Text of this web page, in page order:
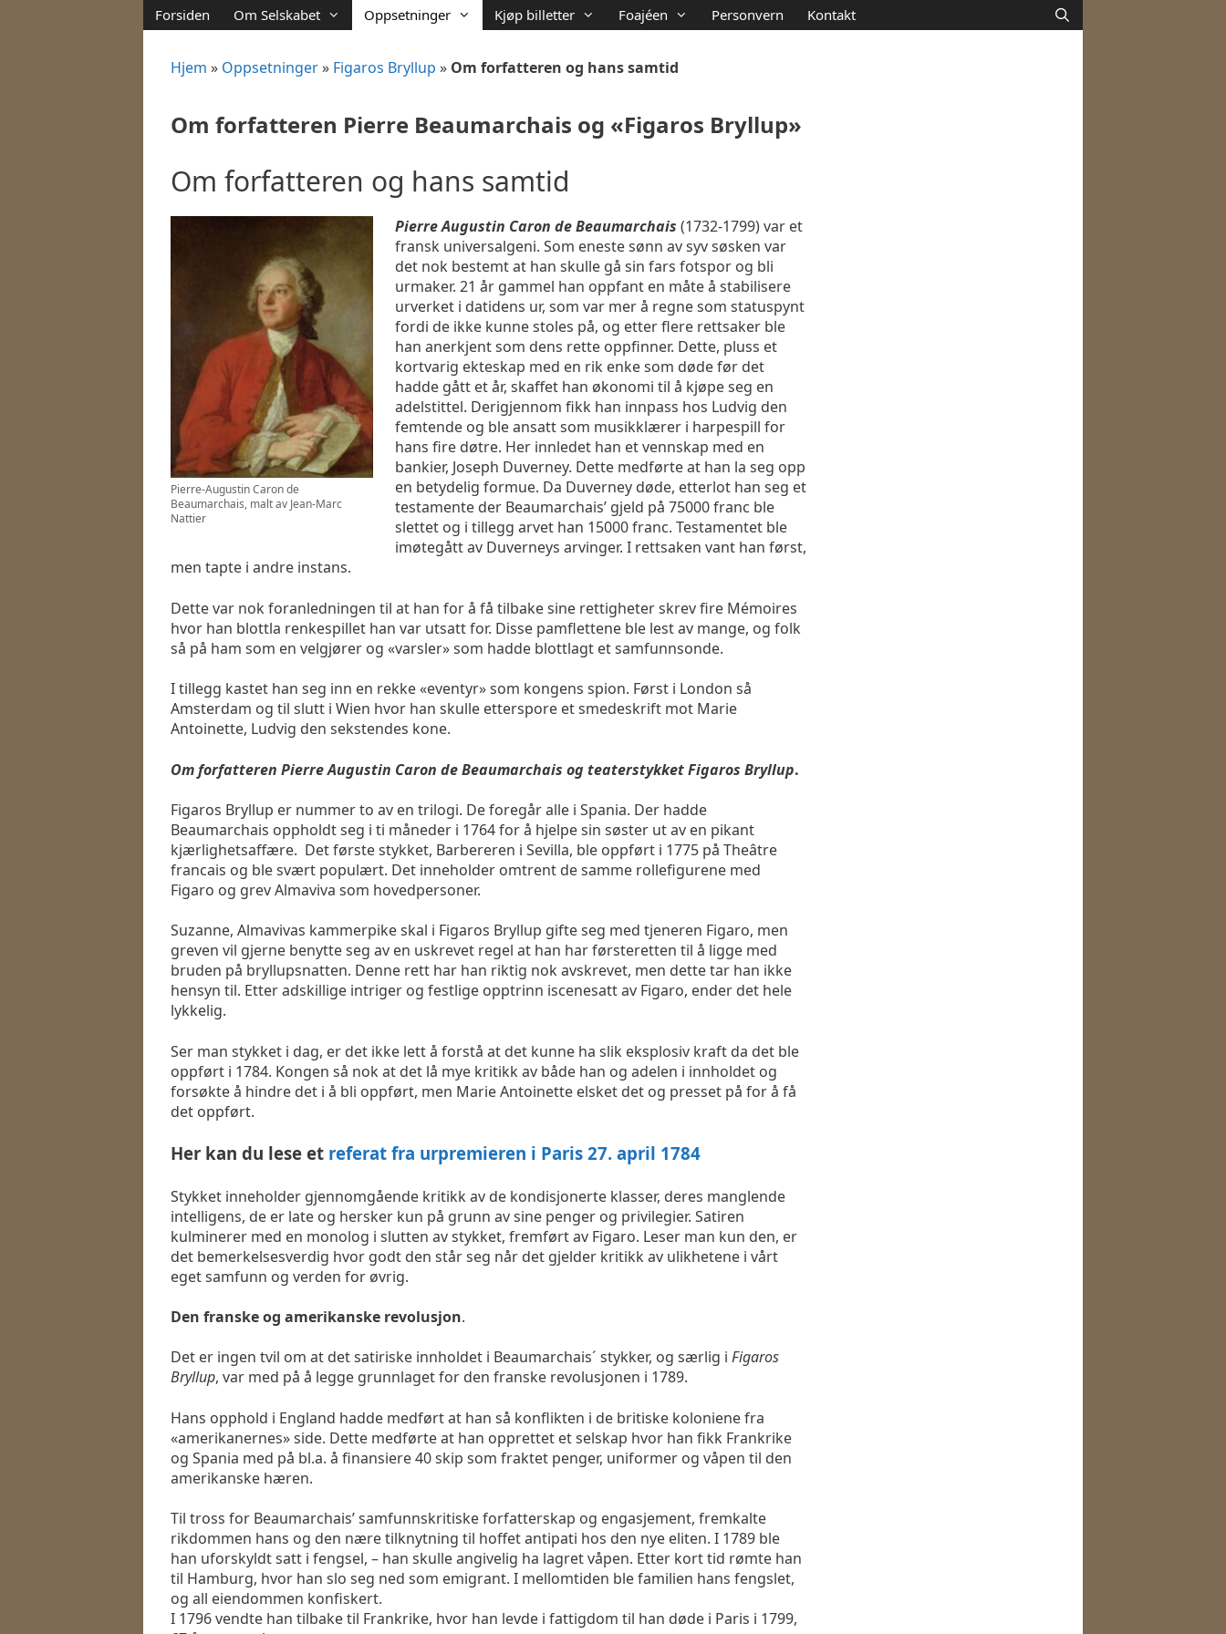
Forsiden Om Selskabet Oppsetninger Kjøp billetter Foajéen Personvern Kontakt
Hjem » Oppsetninger» Figaros Bryllup » Om forfatteren og hans samtid
Om forfatteren Pierre Beaumarchais og «Figaros Bryllup»
Om forfatteren og hans samtid
Pierre-Augustin Caron de
Beaumarchais, malt av Jean-Marc
Nattier
Pierre Augustin Caron de Beaumarchais (1732-1799) var et
fransk universalgeni. Som eneste sønn av syv søsken var
det nok bestemt at han skulle gå sin fars fotspor og bli
urmaker. 21 år gammel han oppfant en måte å stabilisere
urverket i datidens ur, som var mer å regne som statuspynt
fordi de ikke kunne stoles på, og etter flere rettsaker ble
han anerkjent som dens rette oppfinner. Dette, pluss et
kortvarig ekteskap med en rik enke som døde før det
hadde gått et år, skaffet han økonomi til å kjøpe seg en
adelstittel. Derigjennom fikk han innpass hos Ludvig den
femtende og ble ansatt som musikklærer i harpespill for
hans fire døtre. Her innledet han et vennskap med en
bankier, Joseph Duverney. Dette medførte at han la seg opp
en betydelig formue. Da Duverney døde, etterlot han seg et
testamente der Beaumarchais’ gjeld på 75000 franc ble
slettet og i tillegg arvet han 15000 franc. Testamentet ble
imøtegått av Duverneys arvinger. I rettsaken vant han først,
men tapte i andre instans.
Dette var nok foranledningen til at han for å få tilbake sine rettigheter skrev fire Mémoires
hvor han blottla renkespillet han var utsatt for. Disse pamflettene ble lest av mange, og folk
så på ham som en velgjører og «varsler» som hadde blottlagt et samfunnsonde.
I tillegg kastet han seg inn en rekke «eventyr» som kongens spion. Først i London så
Amsterdam og til slutt i Wien hvor han skulle etterspore et smedeskrift mot Marie
Antoinette, Ludvig den sekstendes kone.
Om forfatteren Pierre Augustin Caron de Beaumarchais og teaterstykketFigaros Bryllup.
Figaros Bryllup er nummer to av en trilogi. De foregår alle i Spania. Der hadde
Beaumarchais oppholdt seg i ti måneder i 1764 for å hjelpe sin søster ut av en pikant
kjærlighetsaffære. Det første stykket, Barbereren i Sevilla, ble oppført i 1775 på Theâtre
francais og ble svært populært. Det inneholder omtrent de samme rollefigurene med
Figaro og grev Almaviva som hovedpersoner.
Suzanne, Almavivas kammerpike skal i Figaros Bryllup gifte seg med tjeneren Figaro, men
greven vil gjerne benytte seg av en uskrevet regel at han har førsteretten til å ligge med
bruden på bryllupsnatten. Denne rett har han riktig nok avskrevet, men dette tar han ikke
hensyn til. Etter adskillige intriger og festlige opptrinn iscenesatt av Figaro, ender det hele
lykkelig.
Ser man stykket i dag, er det ikke lett å forstå at det kunne ha slik eksplosiv kraft da det ble
oppført i 1784. Kongen så nok at det lå mye kritikk av både han og adelen i innholdet og
forsøkte å hindre det i å bli oppført, men Marie Antoinette elsket det og presset på for å få
det oppført.
Her kan du lese et referat fra urpremieren i Paris 27. april 1784
Stykket inneholder gjennomgående kritikk av de kondisjonerte klasser, deres manglende
intelligens, de er late og hersker kun på grunn av sine penger og privilegier. Satiren
kulminerer med en monolog i slutten av stykket, fremført av Figaro. Leser man kun den, er
det bemerkelsesverdig hvor godt den står seg når det gjelder kritikk av ulikhetene i vårt
eget samfunn og verden for øvrig.
Den franske og amerikanske revolusjon.
Det er ingen tvil om at det satiriske innholdet i Beaumarchais´ stykker, og særlig i Figaros
Bryllup, var med på å legge grunnlaget for den franske revolusjonen i 1789.
Hans opphold i England hadde medført at han så konflikten i de britiske koloniene fra
«amerikanernes» side. Dette medførte at han opprettet et selskap hvor han fikk Frankrike
og Spania med på bl.a. å finansiere 40 skip som fraktet penger, uniformer og våpen til den
amerikanske hæren.
Til tross for Beaumarchais’ samfunnskritiske forfatterskap og engasjement, fremkalte
rikdommen hans og den nære tilknytning til hoffet antipati hos den nye eliten. I 1789 ble
han uforskyldt satt i fengsel, – han skulle angivelig ha lagret våpen. Etter kort tid rømte han
til Hamburg, hvor han slo seg ned som emigrant. I mellomtiden ble familien hans fengslet,
og all eiendommen konfiskert.
I 1796 vendte han tilbake til Frankrike, hvor han levde i fattigdom til han døde i Paris i 1799,